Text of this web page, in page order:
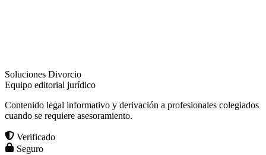
Soluciones Divorcio
Equipo editorial jurídico
Contenido legal informativo y derivación a profesionales colegiados
cuando se requiere asesoramiento.
Verificado
Seguro